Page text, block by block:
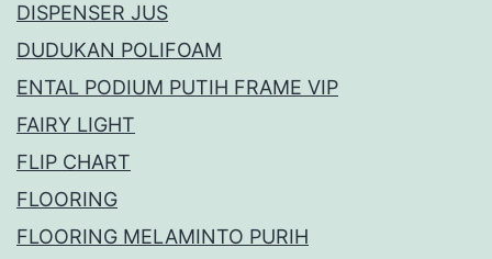
DISPENSER JUS
DUDUKAN POLIFOAM
ENTAL PODIUM PUTIH FRAME VIP
FAIRY LIGHT
FLIP CHART
FLOORING
FLOORING MELAMINTO PURIH